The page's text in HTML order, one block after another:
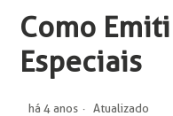
Como
Especiais
há 4 anos Atualizado